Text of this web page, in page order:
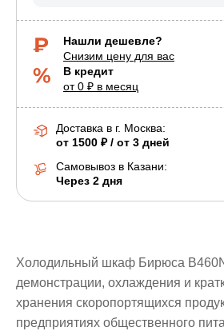
В кредит
от 0 ₽ в месяц
Нашли дешевле?
Снизим цену для вас
Доставка в г. Москва:
от 1500 ₽ / от 3 дней
Самовывоз в Казани:
Через 2 дня
Холодильный шкаф Бирюса
демонстрации, охлаждения и
хранения скоропортящихся
предприятиях общественного